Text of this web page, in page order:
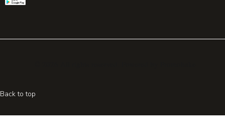
Back to top